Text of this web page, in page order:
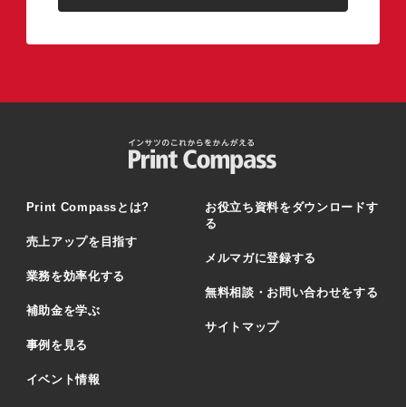
Print Compassとは?
売上アップを目指す
業務を効率化する
補助金を学ぶ
事例を見る
イベント情報
お役立ち資料をダウンロードす
る
メルマガに登録する
無料相談・お問い合わせをする
サイトマップ